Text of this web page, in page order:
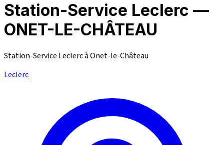
Station-Service Leclerc —
ONET-LE-CHÂTEAU
Station-Service Leclerc à Onet-le-Château
Leclerc